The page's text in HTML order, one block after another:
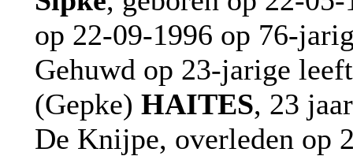
op 22-09-1996 op 76-
Gehuwd op 23-jarige
(Gepke) HAITES, 23
De Knijpe, overleden op